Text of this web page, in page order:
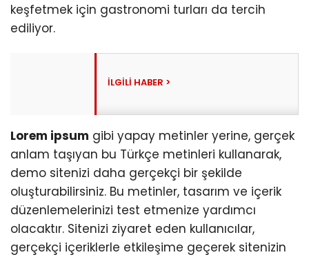
keşfetmek için gastronomi turları da tercih
ediliyor.
Lorem ipsum gibi yapay metinler yerine, gerçek
anlam taşıyan bu Türkçe metinleri kullanarak,
demo sitenizi daha gerçekçi bir şekilde
oluşturabilirsiniz. Bu metinler, tasarım ve içerik
düzenlemelerinizi test etmenize yardımcı
olacaktır. Sitenizi ziyaret eden kullanıcılar,
gerçekçi içeriklerle etkileşime geçerek sitenizin